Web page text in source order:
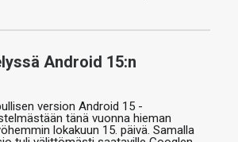
Android 15:n
version Android 15 -
tänä vuonna hieman
lokakuun 15. päivä. Samalla